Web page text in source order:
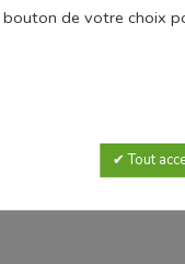
de votre choix
Tout